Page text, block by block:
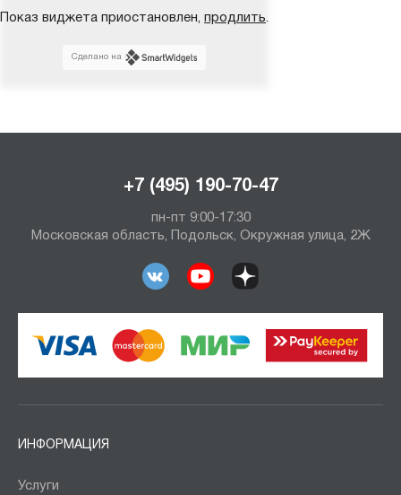
Показ виджета приостановлен, продлить.
Сделано на
+7 (495) 190-70-47
пн-пт 9:00-17:30
Московская область, Подольск, Окружная улица, 2Ж
ИНФОРМАЦИЯ
Услуги